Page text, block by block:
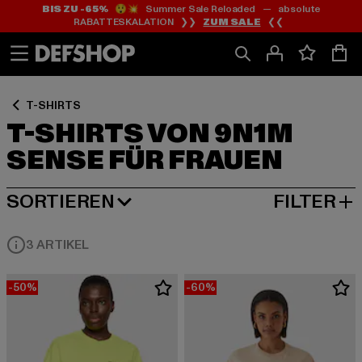
Zum
Inhalt
springen
Zum
Fußzeile
springen
BIS ZU -65%😲💥 Summer Sale Reloaded — absolute
RABATTESKALATION ❯❯ ZUM SALE ❮❮
T-SHIRTS
T-SHIRTS VON 9N1M
SENSE FÜR FRAUEN
Zum
Produktraster
springen
SORTIEREN
BELIEBTESTE FILTER
3 ARTIKEL
-50% -60%